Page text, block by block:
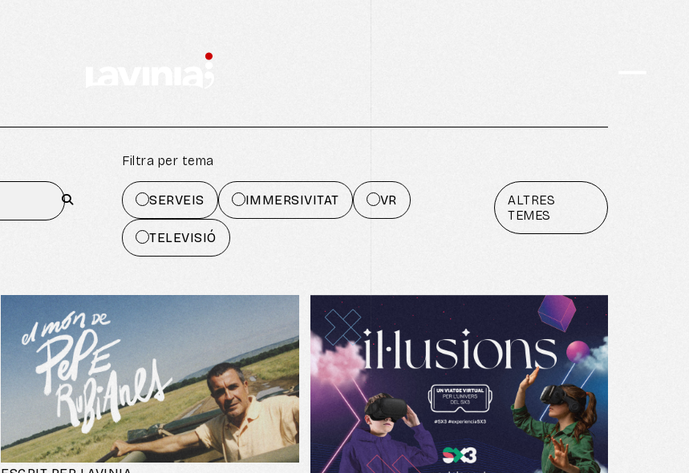
Filtra per tema
SERVEIS IMMERSIVITAT VR
TELEVISIÓ
ALTRES
TEMES
Kaltura per a l’emissió (que inclou un xat i, per
tant, la possibilitat de realitzar preguntes en
directe) i, finalment, sistema complet de
traducció simultània, quan l’acte ho requereix.